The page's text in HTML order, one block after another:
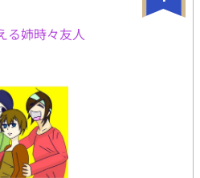
る姉時々友人